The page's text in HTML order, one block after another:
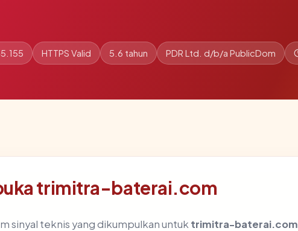
HTTPS Valid 5.6 tahun PDR Ltd. d/b/a PublicDom
trimitra-baterai.com
sinyal teknis yang dikumpulkan untuk trimitra-baterai.com